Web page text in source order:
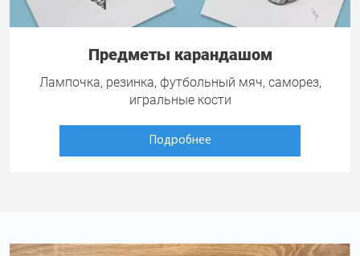
Предметы карандашом
Лампочка, резинка, футбольный мяч, саморез,
игральные кости
Подробнее